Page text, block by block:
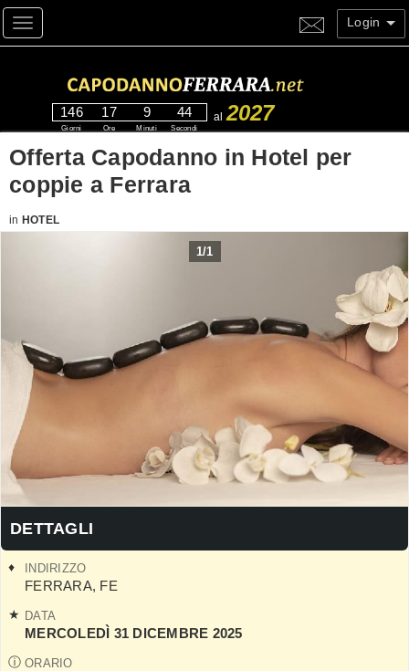
Toggle navigation Login
146
Giorni
17
Ore
9
Minuti
43
Secondi
al 2027
Offerta Capodanno in Hotel per
coppie a Ferrara
in HOTEL
1/1
DETTAGLI
INDIRIZZO
FERRARA, FE
DATA
MERCOLEDÌ 31 DICEMBRE 2025
ORARIO